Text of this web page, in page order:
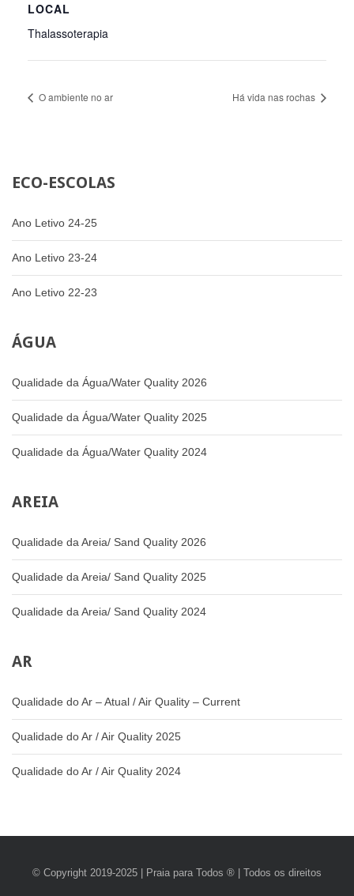
LOCAL
Thalassoterapia
O ambiente no ar Há vida nas rochas
ECO-ESCOLAS
Ano Letivo 24-25
Ano Letivo 23-24
Ano Letivo 22-23
ÁGUA
Qualidade da Água/Water Quality 2026
Qualidade da Água/Water Quality 2025
Qualidade da Água/Water Quality 2024
AREIA
Qualidade da Areia/ Sand Quality 2026
Qualidade da Areia/ Sand Quality 2025
Qualidade da Areia/ Sand Quality 2024
AR
Qualidade do Ar – Atual / Air Quality – Current
Qualidade do Ar / Air Quality 2025
Qualidade do Ar / Air Quality 2024
© Copyright 2019-2025 | Praia para Todos ® | Todos os direitos